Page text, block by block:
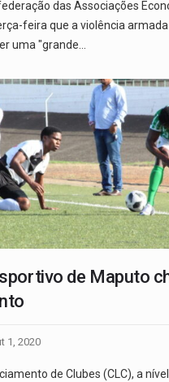
das Associações
feira que a violência
uma "grande…
de Maputo
1, 2020
de Clubes (CLC), a